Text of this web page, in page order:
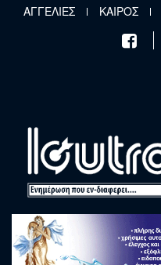
Παράκαμψη προς το κυρίως
ΑΓΓΕΛΙΕΣ ΚΑΙΡΟΣ